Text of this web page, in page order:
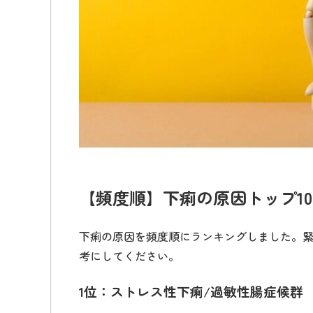
【頻度順】下痢の原因トップ
下痢の原因を頻度順にランキングしました。
考にしてください。
1位：ストレス性下痢/過敏性腸症候群